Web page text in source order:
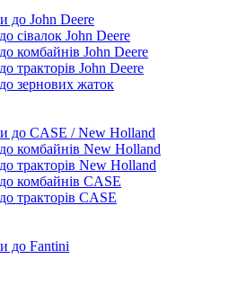
до John Deere
сівалок John Deere
комбайнів John Deere
тракторів John Deere
зернових жаток
до CASE / New Holland
комбайнів New Holland
тракторів New Holland
комбайнів CASE
тракторів CASE
до Fantini